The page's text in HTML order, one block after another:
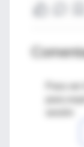
Para